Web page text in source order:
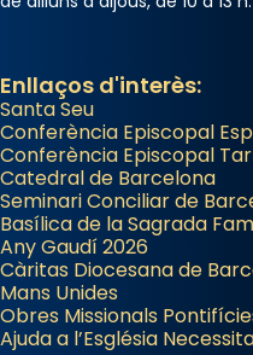
Enllaços d'interès:
Santa Seu
Conferència Episcopal
Conferència Episcopal
Catedral de Barcelona
Seminari Conciliar de
Basílica de la Sagrada
Any Gaudí 2026
Càritas Diocesana de
Mans Unides
Obres Missionals
Ajuda a l’Església